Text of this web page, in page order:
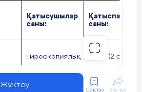
Қатысушылар
саны:
саны:
Гироскопиялық датчик (2 сабақ)
Жүктеу
Сақтау Бөлісу